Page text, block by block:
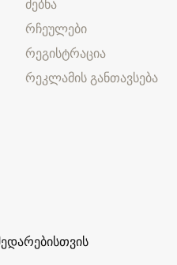
ძებნა
რჩეულები
რეგისტრაცია
რეკლამის განთავსება